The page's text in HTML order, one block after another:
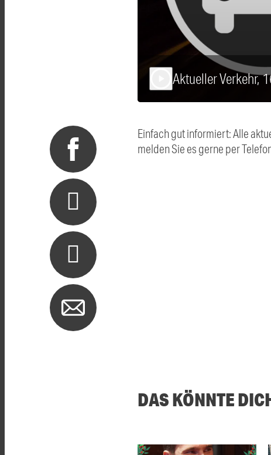
Aktueller Verkehr,
Einfach gut informiert: Alle
melden Sie es gerne per
DAS KÖNNTE